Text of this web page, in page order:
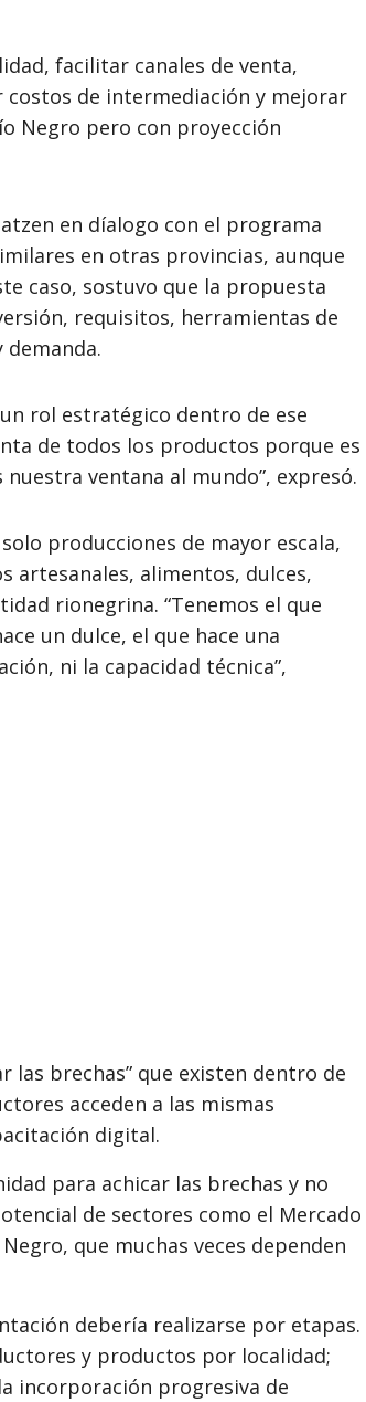
facilitar canales de venta,
de intermediación y mejorar
Negro pero con proyección
en díalogo con el programa
en otras provincias, aunque
caso, sostuvo que la propuesta
requisitos, herramientas de
rol estratégico dentro de ese
de todos los productos porque es
ventana al mundo”, expresó.
producciones de mayor escala,
artesanales, alimentos, dulces,
rionegrina. “Tenemos el que
un dulce, el que hace una
ni la capacidad técnica”,
las brechas” que existen dentro de
acceden a las mismas
digital.
para achicar las brechas y no
de sectores como el Mercado
que muchas veces dependen
debería realizarse por etapas.
y productos por localidad;
incorporación progresiva de